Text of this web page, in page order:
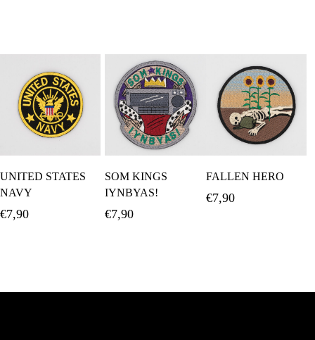
UNITED STATES
NAVY
€7,90
Καλάθι
SOM KINGS
IYNBYAS!
€7,90
FALLEN HERO
€7,90